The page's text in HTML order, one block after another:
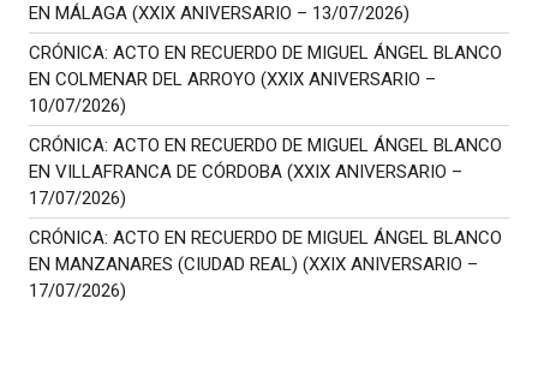
EN MÁLAGA (XXIX ANIVERSARIO – 13/07/2026)
CRÓNICA: ACTO EN RECUERDO DE MIGUEL ÁNGEL BLANCO
EN COLMENAR DEL ARROYO (XXIX ANIVERSARIO –
10/07/2026)
CRÓNICA: ACTO EN RECUERDO DE MIGUEL ÁNGEL BLANCO
EN VILLAFRANCA DE CÓRDOBA (XXIX ANIVERSARIO –
17/07/2026)
CRÓNICA: ACTO EN RECUERDO DE MIGUEL ÁNGEL BLANCO
EN MANZANARES (CIUDAD REAL) (XXIX ANIVERSARIO –
17/07/2026)